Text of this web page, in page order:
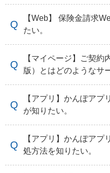
【Web】 保険金請求
たい。
【マイページ】ご契約
版）とはどのようなサ
【アプリ】かんぽアプ
が知りたい。
【アプリ】かんぽアプ
処方法を知りたい。